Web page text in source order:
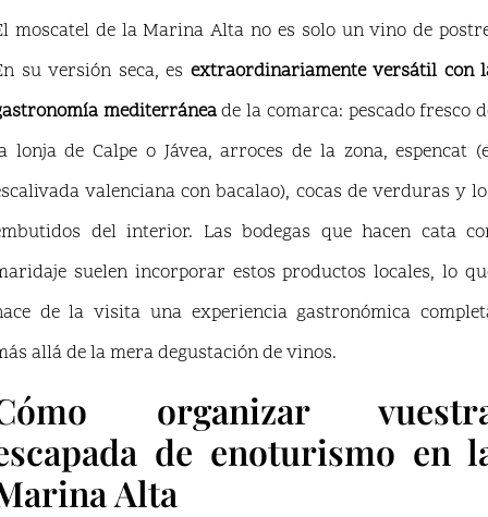
moscatel de la Marina Alta no es solo un vino de
su versión seca, es extraordinariamente versátil con
mediterráneade la comarca: pescado fresco
lonja de Calpe o Jávea, arroces de la zona, espencat
valenciana con bacalao), cocas de verduras y
del interior. Las bodegas que hacen cata
suelen incorporar estos productos locales, lo
de la visita una experiencia gastronómica
allá de la mera degustación de vinos.
organizar
de enoturismo en
Alta